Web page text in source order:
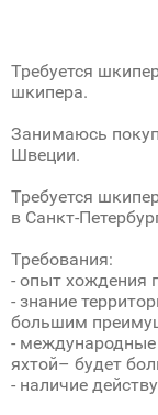
Требуется
шкипера.
Занимаюсь
Швеции.
Требуется
в Санкт-
Требования:
- опыт хождения
- знание
большим
- международные
яхтой– будет
- наличие